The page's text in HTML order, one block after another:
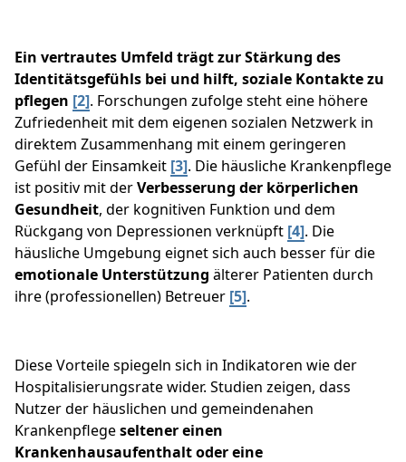
Ein vertrautes Umfeld trägt zur Stärkung des
Identitätsgefühls bei und hilft, soziale Kontakte zu
pflegen [2]. Forschungen zufolge steht eine höhere
Zufriedenheit mit dem eigenen sozialen Netzwerk in
direktem Zusammenhang mit einem geringeren
Gefühl der Einsamkeit [3]. Die häusliche Krankenpflege
ist positiv mit derVerbesserung der körperlichen
Gesundheit, der kognitiven Funktion und dem
Rückgang von Depressionen verknüpft [4]. Die
häusliche Umgebung eignet sich auch besser für die
emotionale Unterstützung älterer Patienten durch
ihre (professionellen) Betreuer [5].
Diese Vorteile spiegeln sich in Indikatoren wie der
Hospitalisierungsrate wider. Studien zeigen, dass
Nutzer der häuslichen und gemeindenahen
Krankenpflegeseltener einen
Krankenhausaufenthalt oder eine